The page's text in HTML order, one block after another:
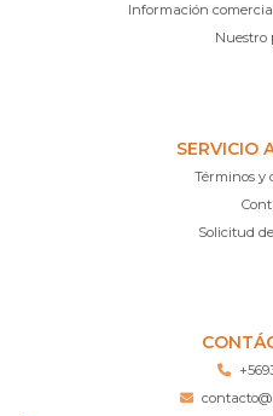
Información
Nuestro
SERVICIO
Términos y
Solicitud